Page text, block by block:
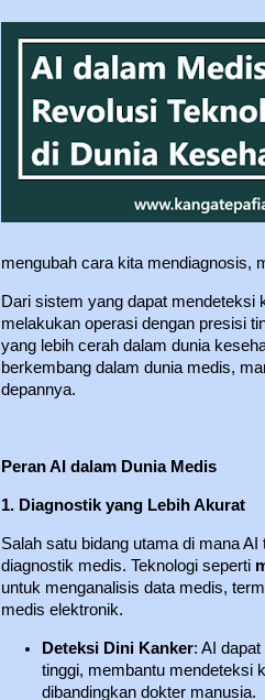
mengubah cara kita mendiagnosis,
Dari sistem yang dapat mendeteksi
melakukan operasi dengan presisi
yang lebih cerah dalam dunia
berkembang dalam dunia medis,
depannya.
Peran AI dalam Dunia Medis
1. Diagnostik yang Lebih Akurat
Salah satu bidang utama di mana
diagnostik medis. Teknologi seperti
untuk menganalisis data medis,
medis elektronik.
Deteksi Dini Kanker: AI
tinggi, membantu mendeteksi
dibandingkan dokter manusia.